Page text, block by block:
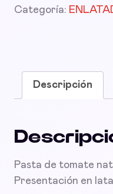
Categoría:
Descripción
Pasta de tomate
Presentación en